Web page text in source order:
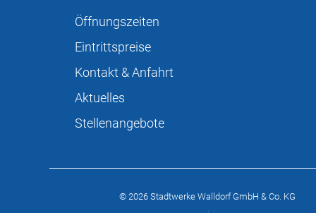
Öffnungszeiten
Eintrittspreise
Kontakt & Anfahrt
Aktuelles
Stellenangebote
© 2026 Stadtwerke Walldorf GmbH & Co. KG